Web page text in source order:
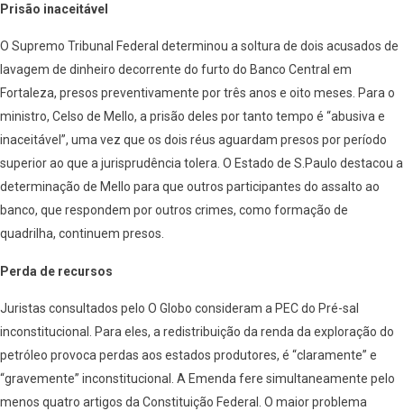
Prisão inaceitável
O Supremo Tribunal Federal determinou a soltura de dois acusados de
lavagem de dinheiro decorrente do furto do Banco Central em
Fortaleza, presos preventivamente por três anos e oito meses. Para o
ministro, Celso de Mello, a prisão deles por tanto tempo é “abusiva e
inaceitável”, uma vez que os dois réus aguardam presos por período
superior ao que a jurisprudência tolera. O Estado de S.Paulo destacou a
determinação de Mello para que outros participantes do assalto ao
banco, que respondem por outros crimes, como formação de
quadrilha, continuem presos.
Perda de recursos
Juristas consultados pelo O Globo consideram a PEC do Pré-sal
inconstitucional. Para eles, a redistribuição da renda da exploração do
petróleo provoca perdas aos estados produtores, é “claramente” e
“gravemente” inconstitucional. A Emenda fere simultaneamente pelo
menos quatro artigos da Constituição Federal. O maior problema